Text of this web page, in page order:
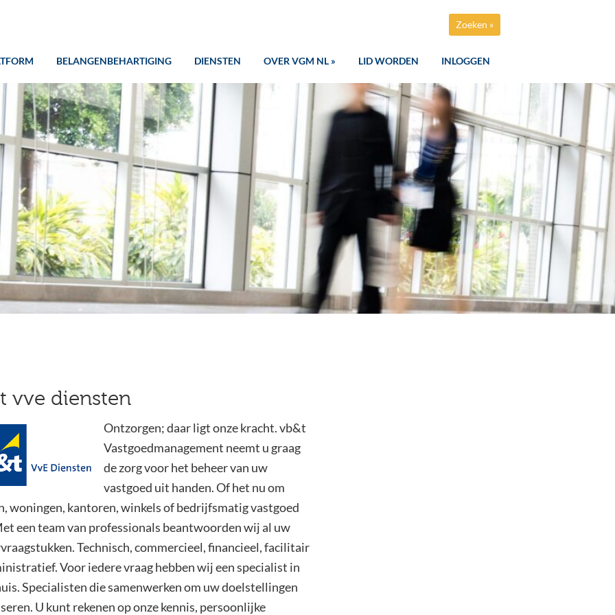
Zoeken »
BELANGENBEHARTIGING DIENSTEN OVER VGM NL » LID WORDEN INLOGGEN
vve diensten
Ontzorgen; daar ligt onze kracht. vb&t
Vastgoedmanagement neemt u graag
de zorg voor het beheer van uw
vastgoed uit handen. Of het nu om
woningen, kantoren, winkels of bedrijfsmatig vastgoed
een team van professionals beantwoorden wij al uw
Technisch, commercieel, financieel, facilitair
Voor iedere vraag hebben wij een specialist in
Specialisten die samenwerken om uw doelstellingen
U kunt rekenen op onze kennis, persoonlijke